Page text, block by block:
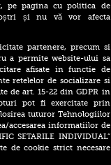
pe pagina cu politica de
și nu vă vor afecta
partenere, precum si
a permite website-ului sa
afisate in functie de
retelelor de socializare si
de art. 15-22 din GDPR in
pot fi exercitate prin
tuturor Tehnologiilor
accesarea informatiilor de
SETARILE INDIVIDUAL”
de cookie strict necesare